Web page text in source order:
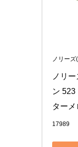
ノリー
ノリ
ン 523
ター
17989